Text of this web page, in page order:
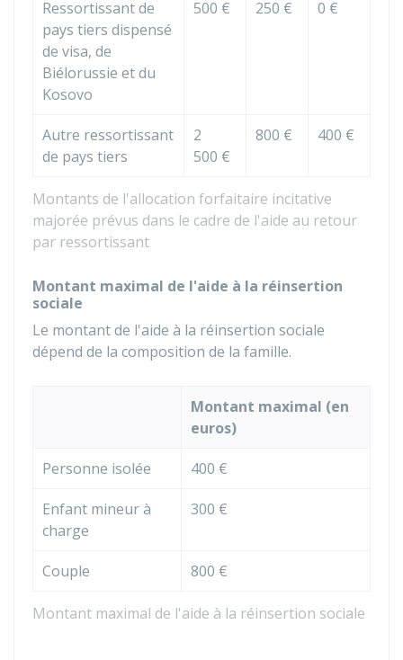
Montants de l'allocation forfaitaire incitative
majorée prévus dans le cadre de l'aide au retour
par ressortissant
Ressortissant de
pays tiers dispensé
de visa, de
Biélorussie et du
Kosovo
500 € 250 € 0 €
Autre ressortissant
de pays tiers
2
500 €
800 € 400 €
Montant maximal de l'aide à la réinsertion
sociale
Le montant de l'aide à la réinsertion sociale
dépend de la composition de la famille.
Montant maximal de l'aide à la réinsertion sociale
Montant maximal (en
euros)
Personne isolée 400 €
Enfant mineur à
charge
300 €
Couple 800 €